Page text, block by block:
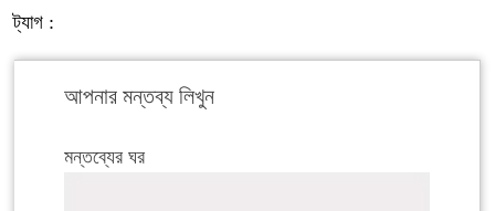
ট্যাগ :
আপনার মন্তব্য লিখুন
মন্তব্যের ঘর